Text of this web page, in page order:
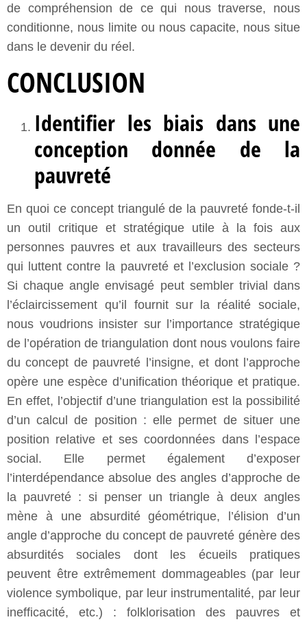
de compréhension de ce qui nous traverse, nous
conditionne, nous limite ou nous capacite, nous situe
dans le devenir du réel.
CONCLUSION
Identifier les biais dans une
conception donnée de la
pauvreté
En quoi ce concept triangulé de la pauvreté fonde-t-il
un outil critique et stratégique utile à la fois aux
personnes pauvres et aux travailleurs des secteurs
qui luttent contre la pauvreté et l’exclusion sociale ?
Si chaque angle envisagé peut sembler trivial dans
l’éclaircissement qu’il fournit sur la réalité sociale,
nous voudrions insister sur l’importance stratégique
de l’opération de triangulation dont nous voulons faire
du concept de pauvreté l’insigne, et dont l’approche
opère une espèce d’unification théorique et pratique.
En effet, l’objectif d’une triangulation est la possibilité
d’un calcul de position : elle permet de situer une
position relative et ses coordonnées dans l’espace
social. Elle permet également d’exposer
l’interdépendance absolue des angles d’approche de
la pauvreté : si penser un triangle à deux angles
mène à une absurdité géométrique, l’élision d’un
angle d’approche du concept de pauvreté génère des
absurdités sociales dont les écueils pratiques
peuvent être extrêmement dommageables (par leur
violence symbolique, par leur instrumentalité, par leur
inefficacité, etc.) : folklorisation des pauvres et